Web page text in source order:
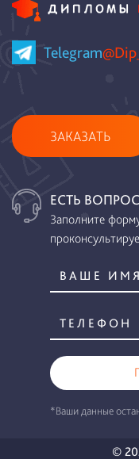
Telegram
ЗАКАЗАТЬ
ЕСТЬ
Заполните
*Ваши данные
©